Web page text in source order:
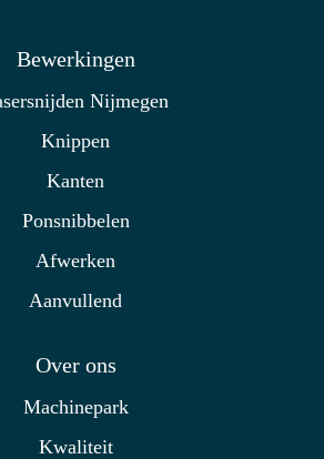
Bewerkingen
Nijmegen
Knippen
Kanten
Ponsnibbelen
Afwerken
Aanvullend
Over ons
Machinepark
Kwaliteit